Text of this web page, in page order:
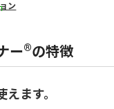
ン
ー®の特徴
えます。